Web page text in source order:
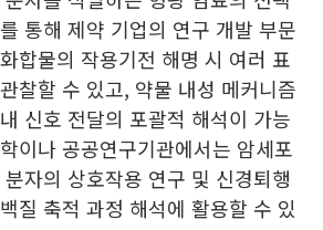
통해 제약 기업의 연구 개발 부문
합물의 작용기전 해명 시 여러 표
찰할 수 있고, 약물 내성 메커니즘
신호 전달의 포괄적 해석이 가능
이나 공공연구기관에서는 암세포
자의 상호작용 연구 및 신경퇴행
질 축적 과정 해석에 활용할 수 있